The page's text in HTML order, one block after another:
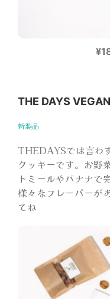
THE DAYS
新製品
THEDAYSでは言わ
クッキーです。お野
トミールやバナナで
様々なフレーバーが
てね